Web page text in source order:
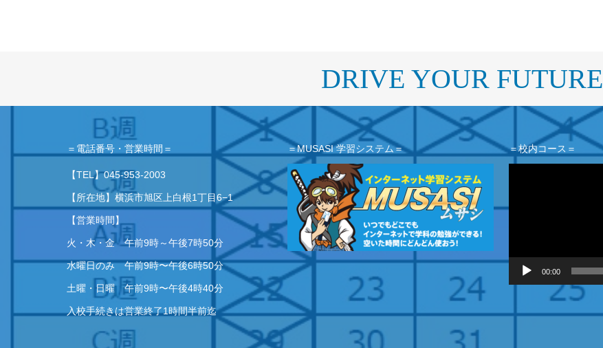
DRIVE YOUR FUTURE
＝電話番号・営業時間＝
【TEL】045-953-2003
【所在地】横浜市旭区上白根1丁目6−1
【営業時間】
火・木・金 午前9時～午後7時50分
水曜日のみ 午前9時〜午後6時50分
土曜・日曜 午前9時〜午後4時40分
入校手続きは営業終了1時間半前迄
＝MUSASI 学習システム＝ ＝校内コース＝
ヤ
00:00